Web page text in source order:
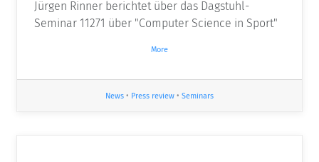
Jürgen Rinner berichtet über das Dagstuhl-
Seminar 11271 über "Computer Science in Sport"
More
News • Press review • Seminars